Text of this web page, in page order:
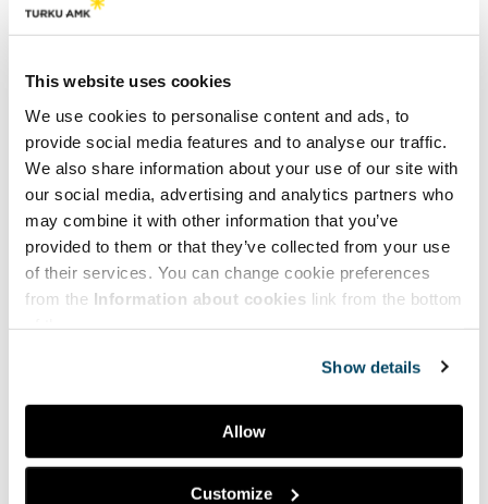
This website uses cookies
We use cookies to personalise content and ads, to
provide social media features and to analyse our traffic.
We also share information about your use of our site with
our social media, advertising and analytics partners who
may combine it with other information that you’ve
provided to them or that they’ve collected from your use
of their services. You can change cookie preferences
from the Information about cookies link from the bottom
Show details
Allow
Customize
Hankkeessa rakennetaan bio- ja kiertotalouden toimijoiden
pilot-mittakaavassa 2–3 arvoketjun toimivuutta. Tavoitteena
on edesauttaa bio- ja kiertotalouden mukaisen teollisen
mittakaavan yritystoiminnan kehittymistä Turun seudulla.
Hankkeessa tehdään selvitys-, fasilitointi-, sidosryhmä-, ja
tutkimustyötä. Bio- ja kiertotalouden yritykset tuodaan yhteen
toimiviin arvoketjuihin, jotka sisältävät biomassan korjuun ja
hankinnan, sekä raaka-aineen jalostuksen ja prosessoinnin
lopputuotteiksi asti. Bio- ja kiertotalouden mukaisia raaka-
aineita voidaan käyttää esimerkiksi tekstiili- ja
kosmetiikkateollisuudessa raaka-aineina. Hanke on Euroopan
Biodemo-hankkeen materiaalisivu
Ruovikkoleikkuut Naantalin Livonsaaressa